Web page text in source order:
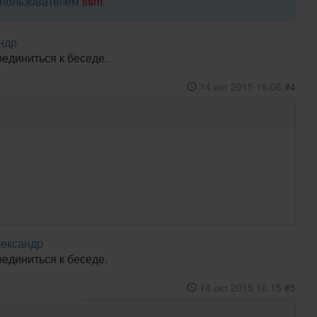
к беседе.
14 окт 2015 16:06 #4
к беседе.
14 окт 2015 16:15 #5